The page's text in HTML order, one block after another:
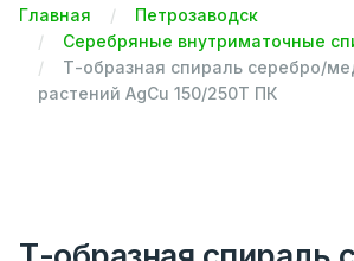
Главная
Петрозаводск
Серебряные внутриматочные
Т-образная спираль серебро/
растений AgCu 150/250Т ПК